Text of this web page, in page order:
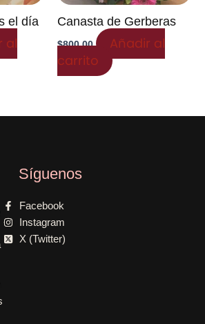
el día
al
Canasta de Gerberas
$800.00
Añadir al
carrito
Síguenos
Facebook
Instagram
X (Twitter)